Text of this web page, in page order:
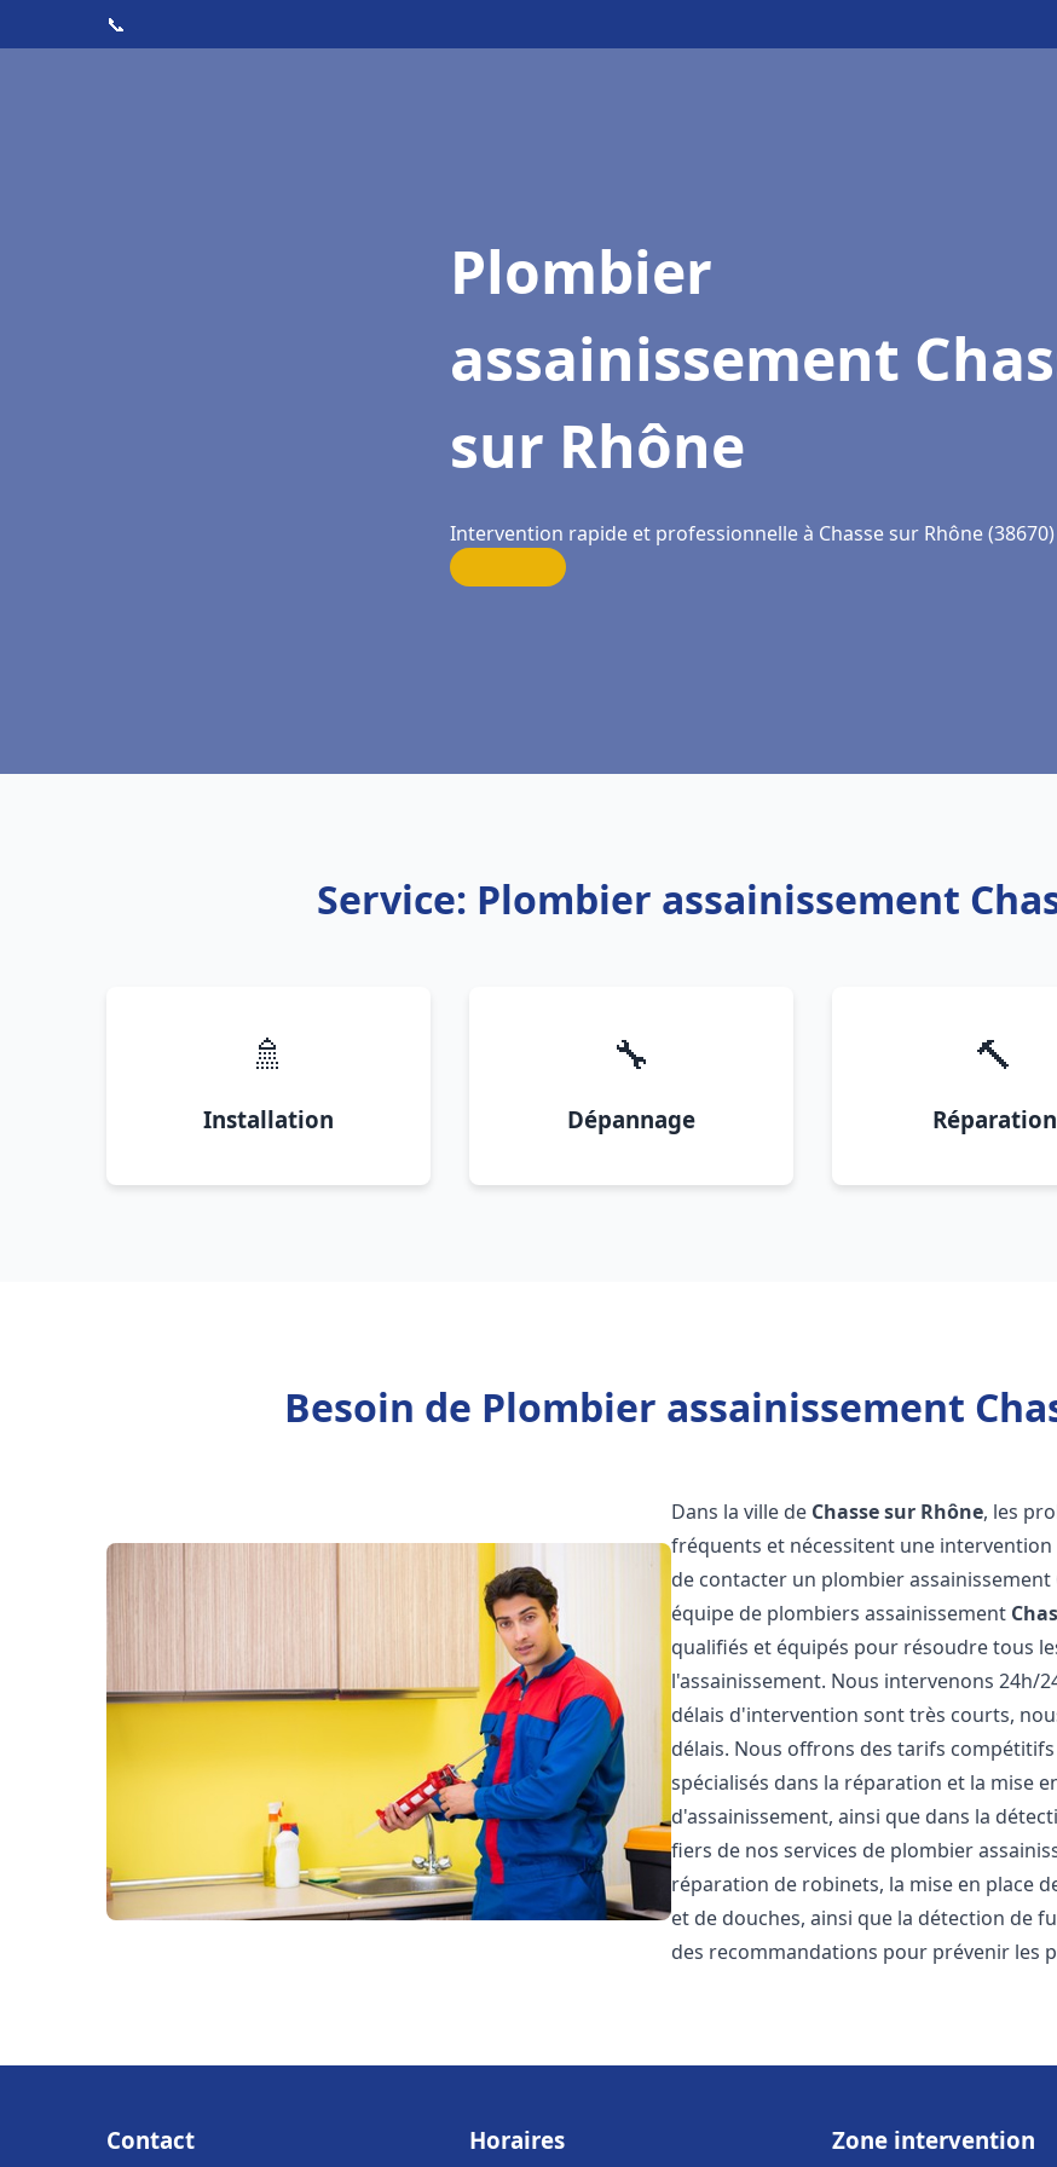
📞
Plombier
assainissement
sur Rhône
Intervention rapide et professionnelle à Chasse sur Rhône (38670)
Service: Plombier assainissement
🚿
Installation
🔧
Dépannage
🔨
Réparation
Besoin de Plombier assainissement
Dans la ville de Chasse sur Rhône, les
fréquents et nécessitent une
de contacter un plombier assainissement
équipe de plombiers assainissement
qualifiés et équipés pour résoudre tous
l'assainissement. Nous intervenons 24h/
délais d'intervention sont très courts,
délais. Nous offrons des tarifs
spécialisés dans la réparation et la mise
d'assainissement, ainsi que dans la
fiers de nos services de plombier
réparation de robinets, la mise en place
et de douches, ainsi que la détection de
des recommandations pour prévenir les
Contact Horaires Zone intervention